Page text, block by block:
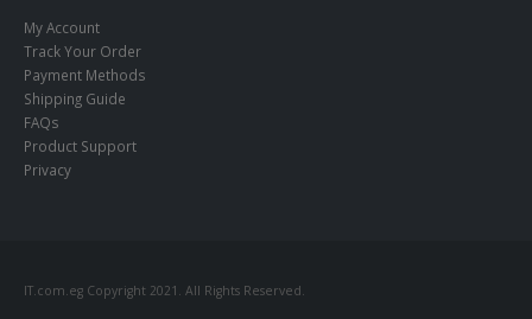
My Account
Track Your Order
Payment Methods
Shipping Guide
FAQs
Product Support
Privacy
IT.com.eg Copyright 2021. All Rights Reserved.